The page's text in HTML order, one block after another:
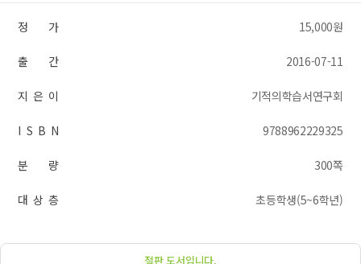
정 가 15,000원
출 간 2016-07-11
지 은 이 기적의학습서연구회
I S B N 9788962229325
분 량 300쪽
대 상 층 초등학생(5~6학년)
절판 도서입니다.